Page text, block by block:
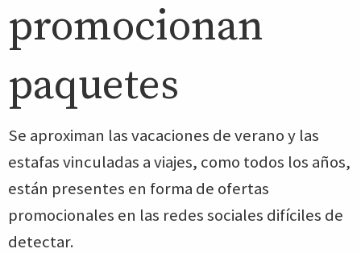
promocionan
paquetes
Se aproximan las vacaciones de verano y las
estafas vinculadas a viajes, como todos los años,
están presentes en forma de ofertas
promocionales en las redes sociales difíciles de
detectar.